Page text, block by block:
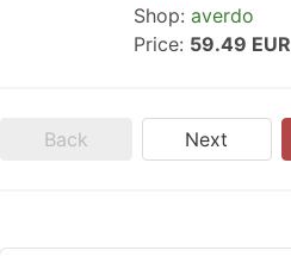
Shop: averdo
Price: 59.49 EUR
Back Next